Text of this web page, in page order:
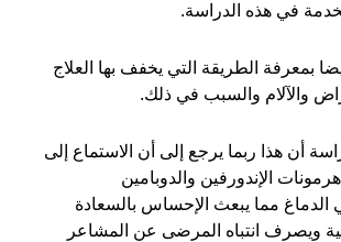
في هذه الدراسة.
بمعرفة الطريقة التي يخفف بها العلاج
والآلام والسبب في ذلك.
أن هذا ربما يرجع إلى أن الاستماع إلى
الإندورفين والدوبامين
الدماغ مما يبعث الإحساس بالسعادة
ويصرف انتباه المرضى عن المشاعر